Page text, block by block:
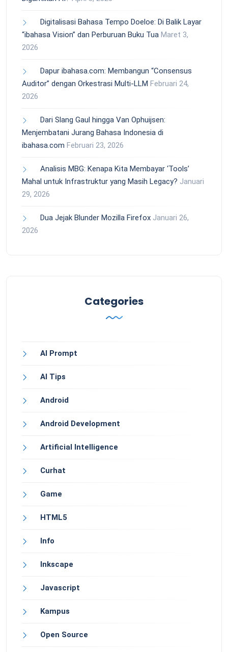
Digitalisasi Bahasa Tempo Doeloe: Di Balik Layar
“ibahasa Vision” dan Perburuan Buku Tua Maret 3,
2026
Dapur ibahasa.com: Membangun “Consensus
Auditor” dengan Orkestrasi Multi-LLM Februari 24,
2026
Dari Slang Gaul hingga Van Ophuijsen:
Menjembatani Jurang Bahasa Indonesia di
ibahasa.com Februari 23, 2026
Analisis MBG: Kenapa Kita Membayar ‘Tools’
Mahal untuk Infrastruktur yang Masih Legacy? Januari
29, 2026
Dua Jejak Blunder Mozilla Firefox Januari 26,
2026
Categories
AI Prompt
AI Tips
Android
Android Development
Artificial Intelligence
Curhat
Game
HTML5
Info
Inkscape
Javascript
Kampus
Open Source